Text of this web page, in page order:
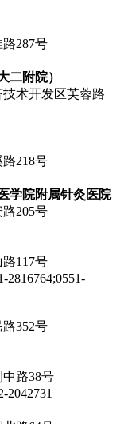
路287号
二附院）
技术开发区芙蓉路
路218号
学院附属针灸医院
路205号
路117号
2816764;0551-
路352号
中路38号
2042731